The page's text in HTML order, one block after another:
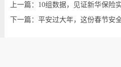
上一篇：10组数据，见证新华保险实
下一篇：平安过大年，这份春节安